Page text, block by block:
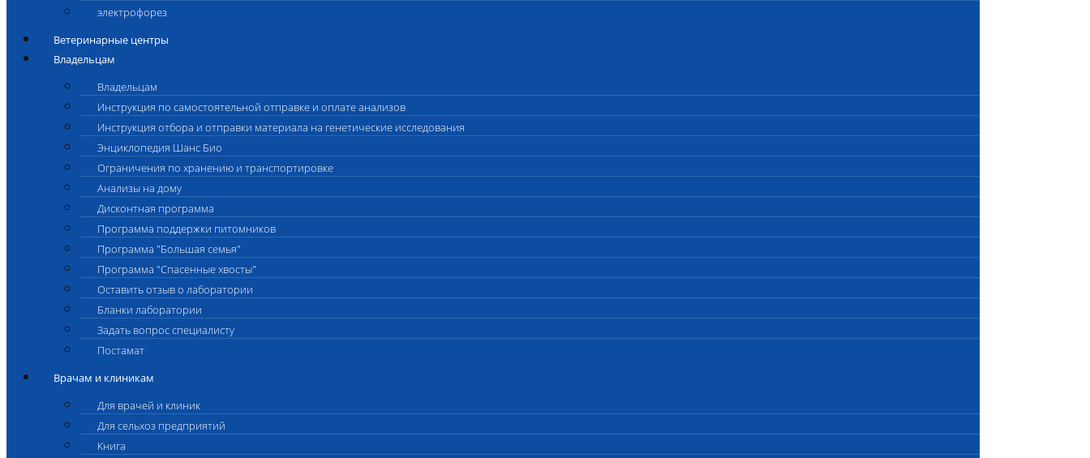
электрофорез
Ветеринарные центры
Владельцам
Владельцам
Инструкция по самостоятельной отправке и оплате анализов
Инструкция отбора и отправки материала на генетические исследования
Энциклопедия Шанс Био
Ограничения по хранению и транспортировке
Анализы на дому
Дисконтная программа
Программа поддержки питомников
Программа "Большая семья"
Программа "Спасенные хвосты"
Оставить отзыв о лаборатории
Бланки лаборатории
Задать вопрос специалисту
Постамат
Врачам и клиникам
Для врачей и клиник
Для сельхоз предприятий
Книга